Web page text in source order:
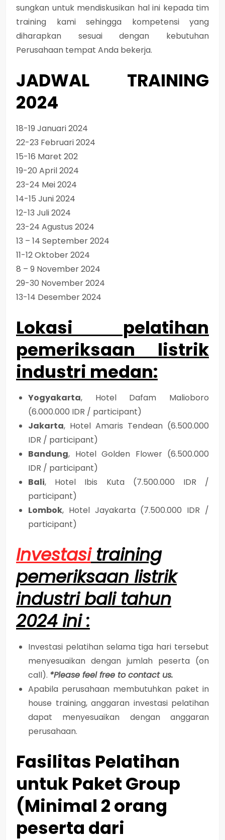
sungkan untuk mendiskusikan hal ini kepada tim
training kami sehingga kompetensi yang
diharapkan sesuai dengan kebutuhan
Perusahaan tempat Anda bekerja.
JADWAL TRAINING
2024
18-19 Januari 2024
22-23 Februari 2024
15-16 Maret 202
19-20 April 2024
23-24 Mei 2024
14-15 Juni 2024
12-13 Juli 2024
23-24 Agustus 2024
13 – 14 September 2024
11-12 Oktober 2024
8 – 9 November 2024
29-30 November 2024
13-14 Desember 2024
Lokasi pelatihan
pemeriksaan listrik
industri medan:
Yogyakarta, Hotel Dafam Malioboro
(6.000.000 IDR / participant)
Jakarta, Hotel Amaris Tendean (6.500.000
IDR / participant)
Bandung, Hotel Golden Flower (6.500.000
IDR / participant)
Bali, Hotel Ibis Kuta (7.500.000 IDR /
participant)
Lombok, Hotel Jayakarta (7.500.000 IDR /
participant)
Investasitraining
pemeriksaan listrik
industri bali tahun
2024 ini :
Investasi pelatihan selama tiga hari tersebut
menyesuaikan dengan jumlah peserta (on
call). *Please feel free to contact us.
Apabila perusahaan membutuhkan paket in
house training, anggaran investasi pelatihan
dapat menyesuaikan dengan anggaran
perusahaan.
Fasilitas Pelatihan
untuk Paket Group
(Minimal 2 orang
peserta dari